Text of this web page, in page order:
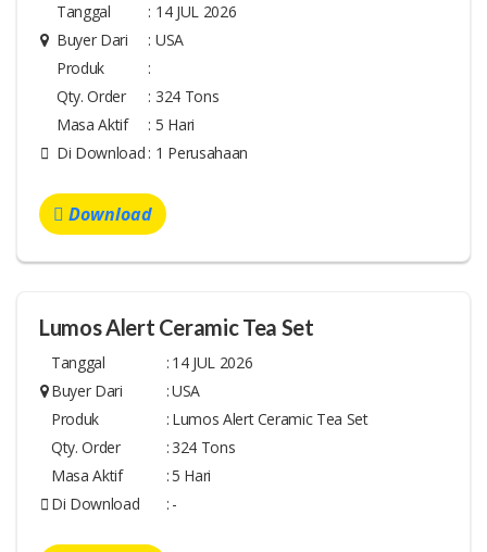
Tanggal : 14 JUL 2026
Buyer Dari
: USA
Produk
:
Qty. Order
: 324 Tons
Masa Aktif
: 5 Hari
Di Download : 1 Perusahaan
Download
Lumos Alert Ceramic Tea Set
Tanggal : 14 JUL 2026
Buyer Dari
:USA
Produk
: Lumos Alert Ceramic Tea Set
Qty. Order
: 324 Tons
Masa Aktif
:5 Hari
Di Download
: -